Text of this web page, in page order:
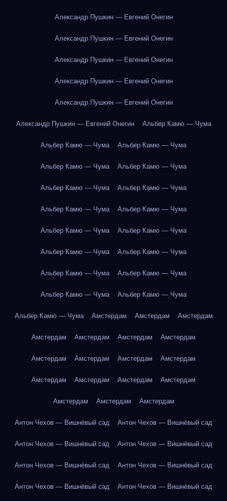
Александр Пушкин — Евгений Онегин
Александр Пушкин — Евгений Онегин
Александр Пушкин — Евгений Онегин
Александр Пушкин — Евгений Онегин
Александр Пушкин — Евгений Онегин
Александр Пушкин — Евгений Онегин Альбер Камю — Чума
Альбер Камю — Чума Альбер Камю — Чума
Альбер Камю — Чума Альбер Камю — Чума
Альбер Камю — Чума Альбер Камю — Чума
Альбер Камю — Чума Альбер Камю — Чума
Альбер Камю — Чума Альбер Камю — Чума
Альбер Камю — Чума Альбер Камю — Чума
Альбер Камю — Чума Альбер Камю — Чума
Альбер Камю — Чума Альбер Камю — Чума
Альбер Камю — Чума Амстердам Амстердам Амстердам
Амстердам Амстердам Амстердам Амстердам
Амстердам Амстердам Амстердам Амстердам
Амстердам Амстердам Амстердам Амстердам
Амстердам Амстердам Амстердам
Антон Чехов — Вишнёвый сад Антон Чехов — Вишнёвый сад
Антон Чехов — Вишнёвый сад Антон Чехов — Вишнёвый сад
Антон Чехов — Вишнёвый сад Антон Чехов — Вишнёвый сад
Антон Чехов — Вишнёвый сад Антон Чехов — Вишнёвый сад